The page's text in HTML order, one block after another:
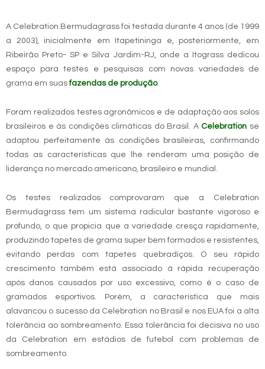
A Celebration Bermudagrass foi testada durante 4 anos (de 1999
a 2003), inicialmente em Itapetininga e, posteriormente, em
Ribeirão Preto- SP e Silva Jardim-RJ, onde a Itograss dedicou
espaço para testes e pesquisas com novas variedades de
grama em suasfazendas de produção.
Foram realizados testes agronômicos e de adaptação aos solos
brasileiros e às condições climáticas do Brasil. A Celebration se
adaptou perfeitamente às condições brasileiras, confirmando
todas as características que lhe renderam uma posição de
liderança no mercado americano, brasileiro e mundial.
Os testes realizados comprovaram que a Celebration
Bermudagrass tem um sistema radicular bastante vigoroso e
profundo, o que propicia que a variedade cresça rapidamente,
produzindo tapetes de grama super bem formados e resistentes,
evitando perdas com tapetes quebradiços. O seu rápido
crescimento também está associado à rápida recuperação
após danos causados por uso excessivo, como é o caso de
gramados esportivos. Porém, a característica que mais
alavancou o sucesso da Celebration no Brasil e nos EUA foi a alta
tolerância ao sombreamento. Essa tolerância foi decisiva no uso
da Celebration em estádios de futebol com problemas de
sombreamento.